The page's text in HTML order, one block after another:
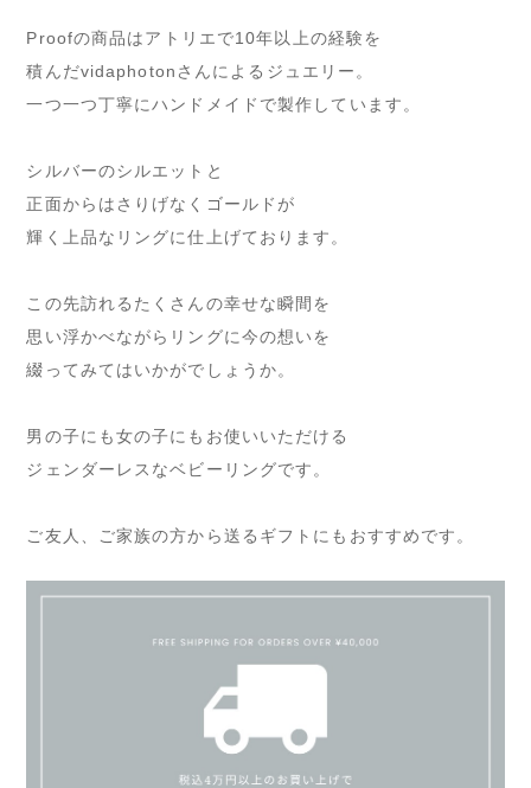
Proofの商品はアトリエで10年以上の経験を
積んだvidaphotonさんによるジュエリー。
一つ一つ丁寧にハンドメイドで製作しています。
シルバーのシルエットと
正面からはさりげなくゴールドが
輝く上品なリングに仕上げております。
この先訪れるたくさんの幸せな瞬間を
思い浮かべながらリングに今の想いを
綴ってみてはいかがでしょうか。
男の子にも女の子にもお使いいただける
ジェンダーレスなベビーリングです。
ご友人、ご家族の方から送るギフトにもおすすめです。